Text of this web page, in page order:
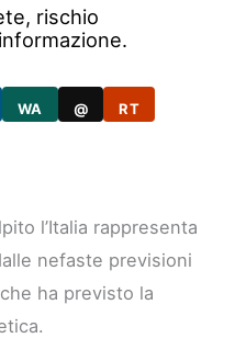
rischio
WA @ RT
l’Italia rappresenta
nefaste previsioni
ha previsto la